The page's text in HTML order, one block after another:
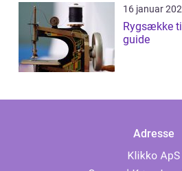
16 januar
Rygsække
guide
Adresse